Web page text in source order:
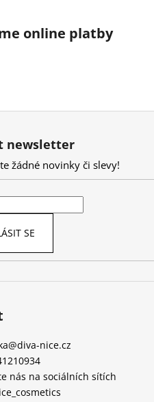
online platby
newsletter
žádné novinky či slevy!
SE
@diva-nice.cz
nás na sociálních sítích